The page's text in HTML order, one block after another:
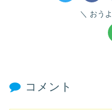
おう
コメント